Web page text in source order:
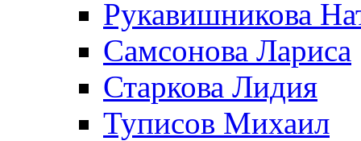
Рукавишникова
Самсонова Лариса
Старкова Лидия
Туписов Михаил